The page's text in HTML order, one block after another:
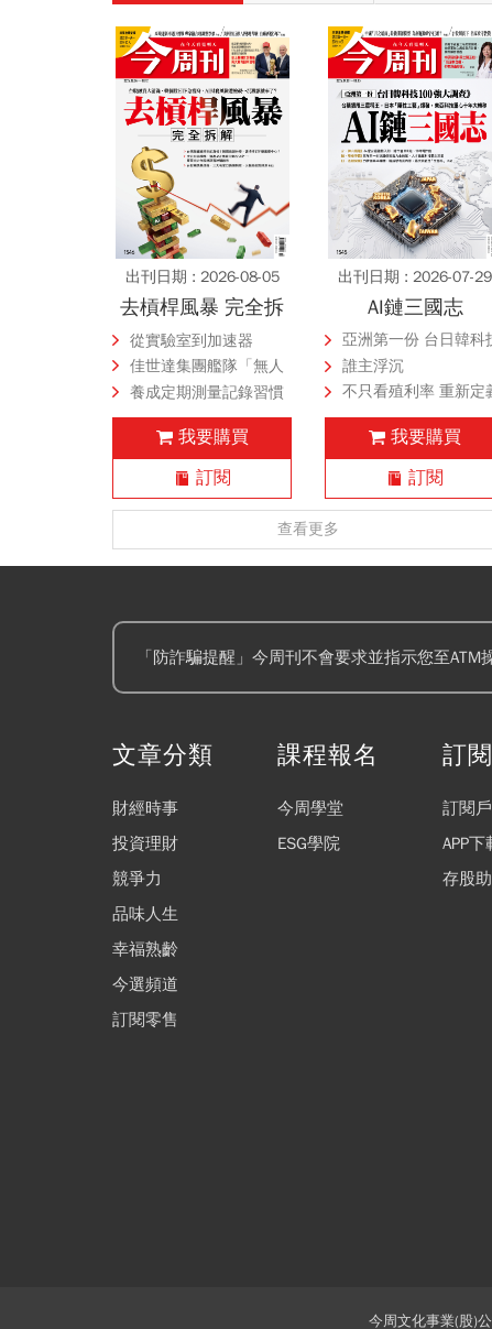
【創新企業家的一天】
｜新世代行動工作者
商品期信ETF｜投
管理第一堂課
出刊日期 : 2026-08-05
去槓桿風暴 完全拆
解
從實驗室到加速器
佳世達集團艦隊「無人
機小隊起飛」！投資新
創擎壤、翔隆，總座親
督軍養大精兵：鎖定美
日頂級客戶切入
養成定期測量記錄習慣
避免誘發因素 低血壓的
日常管理與病兆注意
我要購買
訂閱
出刊日期 : 2026-07-29
AI鏈三國志
亞洲第一份 台日韓科
100強大調查》 台積狠
甩三星稱王，日本「
性工藝」爆發，東亞
技重心十年大轉移 AI
誰主浮沉
不只看殖利率 重新定
收益來源 八檔主動式
股息ETF 配息策略體檢
我要購買
訂閱
查看更多
個彷彿會 呼吸的家
司法視角下的裝修糾
百寶箱更吃香！擺脫熟
練的舒適圈，跳出越做
越窄的專業陷阱
一套絕活打天下？升級
百寶箱更吃香！擺脫熟
練的舒適圈，跳出越做
別再死守舊人設，開掛
當變形者才出色！甩掉
「隨機應變」解鎖職涯
水！布局美元解鎖全
勤勞無法變有錢！建
「防詐騙提醒」今周刊不會要求並指示您至
文章分類
財經時事
投資理財
競爭力
品味人生
幸福熟齡
今選頻道
訂閱零售
課程報名
今周學堂
ESG學院
訂
訂閱
APP下
存股
今周文化事業(股)